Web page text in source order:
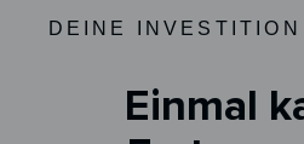
DEINE
Einmal